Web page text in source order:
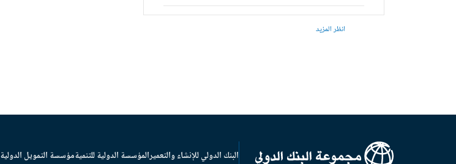
انظر المزيد
البنك الدولي للإنشاء والتعميرالمؤسسة الدولية للتنميةمؤسسة التمويل الدولية